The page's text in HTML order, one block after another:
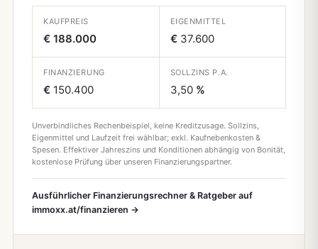
KAUFPREIS
€ 188.000
EIGENMITTEL
€ 37.600
FINANZIERUNG
€ 150.400
SOLLZINS P.A.
3,50%
Unverbindliches Rechenbeispiel, keine Kreditzusage. Sollzins,
Eigenmittel und Laufzeit frei wählbar; exkl. Kaufnebenkosten &
Spesen. Effektiver Jahreszins und Konditionen abhängig von Bonität,
kostenlose Prüfung über unseren Finanzierungspartner.
Ausführlicher Finanzierungsrechner & Ratgeber auf
immoxx.at/finanzieren →